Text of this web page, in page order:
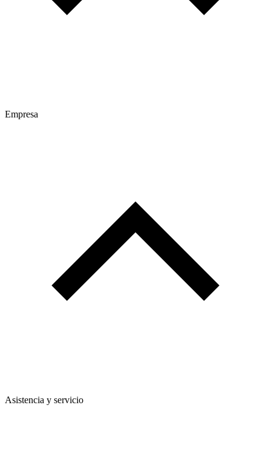
Empresa
Asistencia y servicio